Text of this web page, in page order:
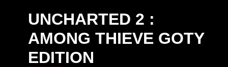
UNCHARTED 2 :
AMONG THIEVE GOTY
EDITION